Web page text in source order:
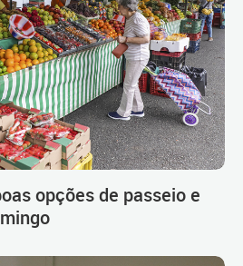
opções de passeio e